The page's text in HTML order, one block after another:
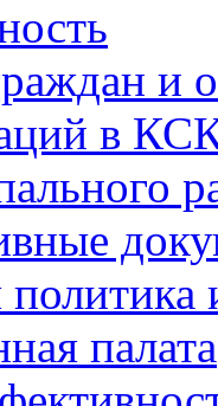
и
в
палата